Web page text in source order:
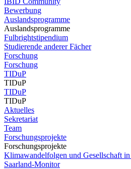
Bewerbung
Auslandsprogramme
Auslandsprogramme
Fulbrightstipendium
Studierende anderer Fächer
Forschung
Forschung
TIDuP
TIDuP
TIDuP
TIDuP
Aktuelles
Sekretariat
Team
Forschungsprojekte
Forschungsprojekte
Klimawandelfolgen und Gesellschaft
Saarland-Monitor